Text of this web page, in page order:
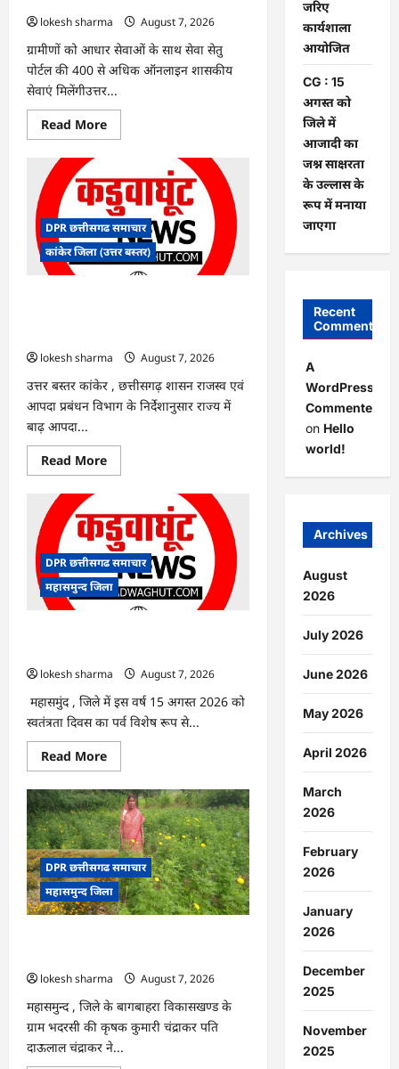
बवाल,
आयोग
ने
दी
सफाई
lokesh sharma
August 7, 2026
ग्रामीणों को आधार सेवाओं के साथ सेवा सेतु
पोर्टल की 400 से अधिक ऑनलाइन शासकीय
सेवाएं मिलेंगीउत्तर...
Read MoreRead
more
ग्राम
पंचायत
भैंसासुर
में
नवीन
आधार
केंद्र
DPR छत्तीसगढ समाचार
कांकेर जिला (उत्तर बस्तर)
lokesh sharma
August 7, 2026
उत्तर बस्तर कांकेर , छत्तीसगढ़ शासन राजस्व एवं
आपदा प्रबंधन विभाग के निर्देशानुसार राज्य में
बाढ़ आपदा...
Read MoreRead
more
:
आपदा
प्रबंधन
संबंधी
राज्य
स्तरीय
मॉक
एक्सरसाइज
कार्यशाला
आयोजित
DPR छत्तीसगढ समाचार
महासमुन्द जिला
lokesh sharma
August 7, 2026
महासमुंद , जिले में इस वर्ष 15 अगस्त 2026 को
स्वतंत्रता दिवस का पर्व विशेष रूप से...
Read MoreRead
more
CG
:
15
अगस्त
को
जिले
में
आजादी
का
जश्न
साक्षरता
में
जाएगा
DPR छत्तीसगढ समाचार
महासमुन्द जिला
lokesh sharma
August 7, 2026
महासमुन्द , जिले के बागबाहरा विकासखण्ड के
ग्राम भदरसी की कृषक कुमारी चंद्राकर पति
दाऊलाल चंद्राकर ने...
जरिए
कार्यशाला
आयोजित
CG : 15
अगस्त को
जिले में
आजादी का
जश्न साक्षरता
के उल्लास के
रूप में मनाया
जाएगा
Recent
Comments
A
WordPress
Commenter
on Hello
world!
Archives
August
2026
July 2026
June 2026
May 2026
April 2026
March
2026
February
2026
January
2026
December
2025
November
2025